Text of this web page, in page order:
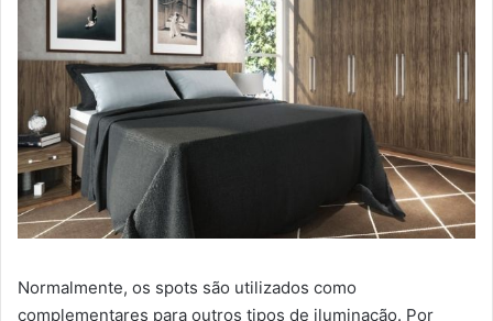
Normalmente, os spots são utilizados como
complementares para outros tipos de iluminação. Por